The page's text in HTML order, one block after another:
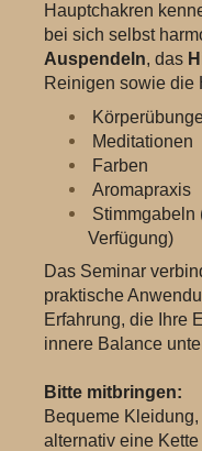
Hauptchakren
bei sich selbst
Auspendeln, das
Reinigen sowie die
Meditationen
Farben
Aromapraxis
Stimmgabeln
Verfügung)
Das Seminar
praktische
Erfahrung, die Ihre
innere Balance
Bitte mitbringen:
Bequeme
alternativ eine